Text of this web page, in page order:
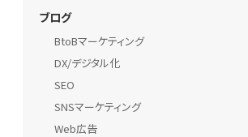
ブログ
BtoBマーケティング
DX/デジタル化
SEO
SNSマーケティング
Web広告